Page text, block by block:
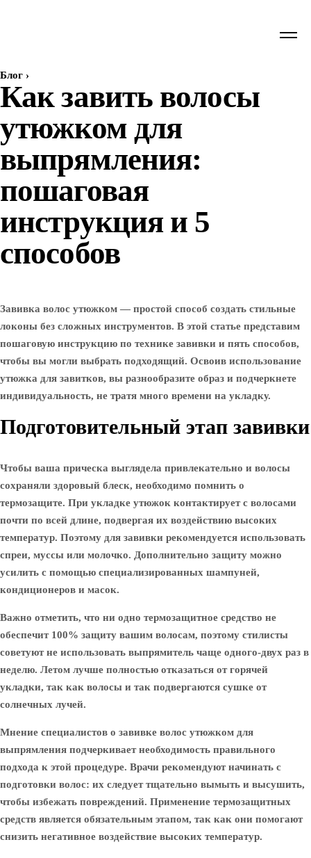
Блог ›
Как завить волосы
утюжком для
выпрямления:
пошаговая
инструкция и 5
способов
Завивка волос утюжком — простой способ создать стильные
локоны без сложных инструментов. В этой статье представим
пошаговую инструкцию по технике завивки и пять способов,
чтобы вы могли выбрать подходящий. Освоив использование
утюжка для завитков, вы разнообразите образ и подчеркнете
индивидуальность, не тратя много времени на укладку.
Подготовительный этап завивки
Чтобы ваша прическа выглядела привлекательно и волосы
сохраняли здоровый блеск, необходимо помнить о
термозащите. При укладке утюжок контактирует с волосами
почти по всей длине, подвергая их воздействию высоких
температур. Поэтому для завивки рекомендуется использовать
спреи, муссы или молочко. Дополнительно защиту можно
усилить с помощью специализированных шампуней,
кондиционеров и масок.
Важно отметить, что ни одно термозащитное средство не
обеспечит 100% защиту вашим волосам, поэтому стилисты
советуют не использовать выпрямитель чаще одного-двух раз в
неделю. Летом лучше полностью отказаться от горячей
укладки, так как волосы и так подвергаются сушке от
солнечных лучей.
Мнение специалистов о завивке волос утюжком для
выпрямления подчеркивает необходимость правильного
подхода к этой процедуре. Врачи рекомендуют начинать с
подготовки волос: их следует тщательно вымыть и высушить,
чтобы избежать повреждений. Применение термозащитных
средств является обязательным этапом, так как они помогают
снизить негативное воздействие высоких температур.